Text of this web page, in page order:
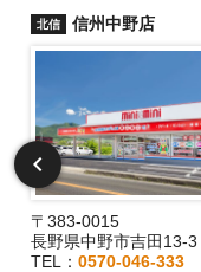
北信 信州中野店
〒383-0015
長野県中野市吉田13-3
TEL： 0570-046-333